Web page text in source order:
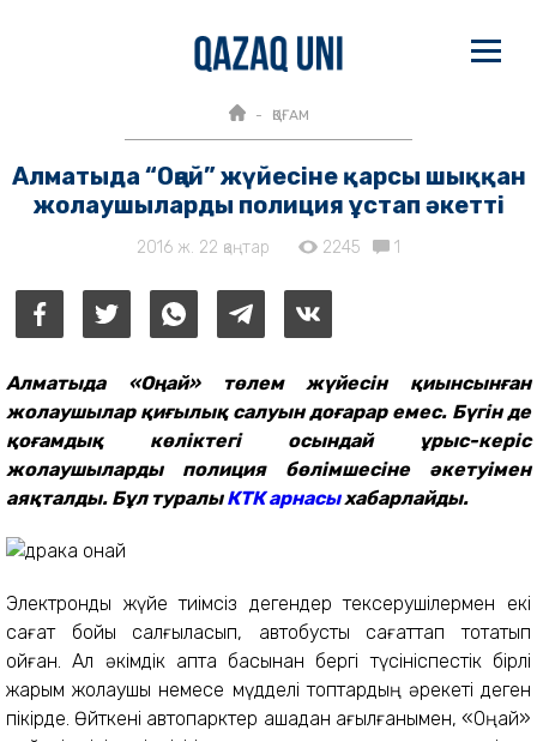
ҚОҒАМ
Алматыда “Оңай” жүйесіне қарсы шыққан
жолаушыларды полиция ұстап әкетті
2016 ж. 22 қаңтар 2245 1
Алматыда «Оңай» төлем жүйесін қиынсынған
жолаушылар қиғылық салуын доғарар емес. Бүгін де
қоғамдық көліктегі осындай ұрыс-керіс
жолаушыларды полиция бөлімшесіне әкетуімен
аяқталды. Бұл туралыКТК арнасыхабарлайды.
Электрондық жүйе тиімсіз дегендер тексерушілермен екі
сағат бойы салғыласып, автобусты сағаттап тоқтатып
қойған. Ал әкімдік апта басынан бергі түсініспестік бірлі
жарым жолаушы немесе мүдделі топтардың әрекеті деген
пікірде. Өйткені автопарктер ақшадан қағылғанымен, «Оңай»